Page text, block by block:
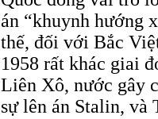
án “khuynh hướng
thế, đối với Bắc
1958 rất khác giai
Liên Xô, nước gây
sự lên án Stalin, và